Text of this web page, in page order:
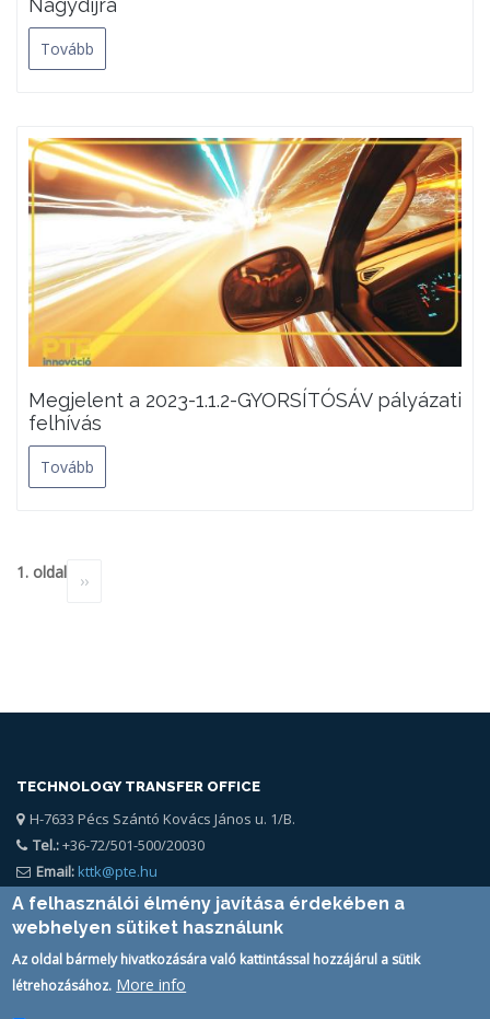
Tovább
Megjelent a 2023-1.1.2-GYORSÍTÓSÁV pályázati
felhívás
Tovább
Oldalszámozás
1. oldal
Következő
››
TECHNOLOGY TRANSFER OFFICE
H-7633 Pécs Szántó Kovács János u. 1/B.
Tel.:+36-72/501-500/20030
Email: kttk@pte.hu
A felhasználói élmény javítása érdekében a
webhelyen sütiket használunk
Az oldal bármely hivatkozására való kattintással hozzájárul a sütik
létrehozásához. More info